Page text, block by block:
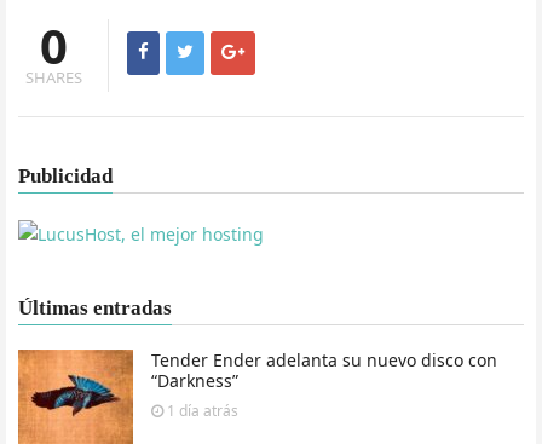
0
SHARES
Publicidad
Últimas entradas
Tender Ender adelanta su nuevo disco con
“Darkness”
1 día atrás